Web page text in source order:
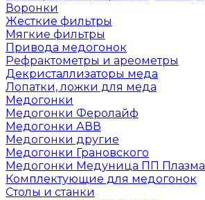
Воронки
Жесткие фильтры
Мягкие фильтры
Привода медогонок
Рефрактометры и ареометры
Декристаллизаторы меда
Лопатки, ложки для меда
Медогонки
Медогонки Феролайф
Медогонки АВВ
Медогонки другие
Медогонки Грановского
Медогонки Медуница ПП Плазма
Комплектующие для медогонок
Столы и станки